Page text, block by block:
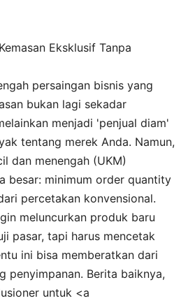
Eksklusif Tanpa
persaingan bisnis yang
bukan lagi sekadar
menjadi 'penjual diam'
tentang merek Anda. Namun,
dan menengah (UKM)
besar: minimum order quantity
percetakan konvensional.
meluncurkan produk baru
pasar, tapi harus mencetak
ini bisa memberatkan dari
penyimpanan. Berita baiknya,
untuk <a